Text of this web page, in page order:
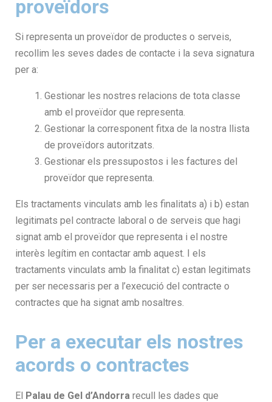
proveïdors
Si representa un proveïdor de productes o serveis,
recollim les seves dades de contacte i la seva signatura
per a:
Gestionar les nostres relacions de tota classe
amb el proveïdor que representa.
Gestionar la corresponent fitxa de la nostra llista
de proveïdors autoritzats.
Gestionar els pressupostos i les factures del
proveïdor que representa.
Els tractaments vinculats amb les finalitats ‎a) i ‎b) estan
legitimats pel contracte laboral o de serveis que hagi
signat amb el proveïdor que representa i el nostre
interès legítim en contactar amb aquest. I els
tractaments vinculats amb la finalitat ‎c) estan legitimats
per ser necessaris per a l’execució del contracte o
contractes que ha signat amb nosaltres.
Per a executar els nostres
acords o contractes
El Palau de Gel d’Andorra recull les dades que